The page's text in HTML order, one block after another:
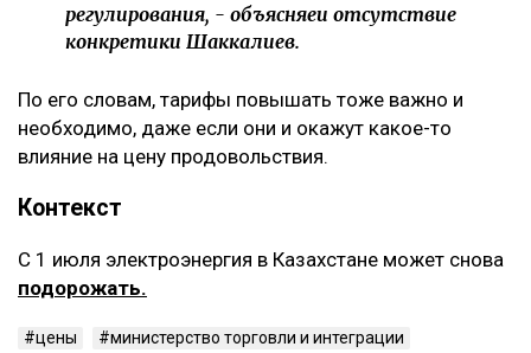
регулирования, - объясняеи отсутствие
конкретики Шаккалиев.
По его словам, тарифы повышать тоже важно и
необходимо, даже если они и окажут какое-то
влияние на цену продовольствия.
Контекст
С 1 июля электроэнергия в Казахстане может снова
подорожать.
цены
министерство торговли и интеграции